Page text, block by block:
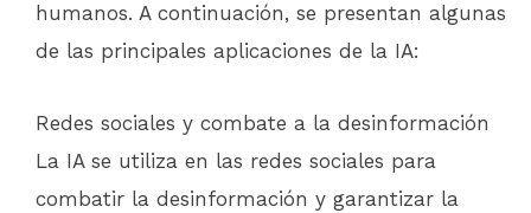
humanos. A continuación, se presentan algunas
de las principales aplicaciones de la IA:
Redes sociales y combate a la desinformación
La IA se utiliza en las redes sociales para
combatir la desinformación y garantizar la